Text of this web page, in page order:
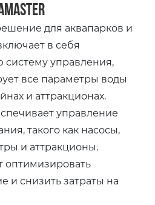
для аквапарков и
в себя
систему управления,
все параметры воды
и аттракционах.
управление
такого как насосы,
и аттракционы.
оптимизировать
и снизить затраты на